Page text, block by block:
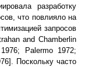
разработку
что повлияло на
запросов
and Chamberlin
Palermo 1972;
Поскольку часто